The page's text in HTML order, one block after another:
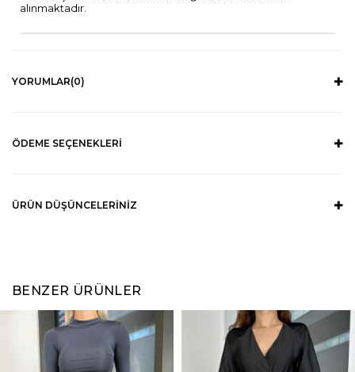
alınmaktadır.
YORUMLAR(0)
ÖDEME SEÇENEKLERI
ÜRÜN DÜŞÜNCELERINIZ
BENZER ÜRÜNLER